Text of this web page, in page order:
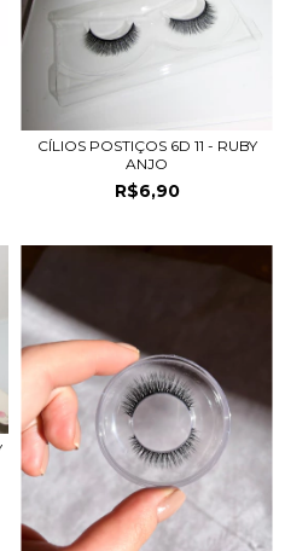
CÍLIOS POSTIÇOS 6D 11 - RUBY
ANJO
R$6,90